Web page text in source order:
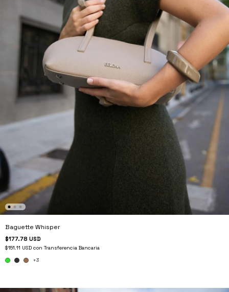
Baguette Whisper
$177.78 USD
$151.11 USD con Transferencia Bancaria
+3